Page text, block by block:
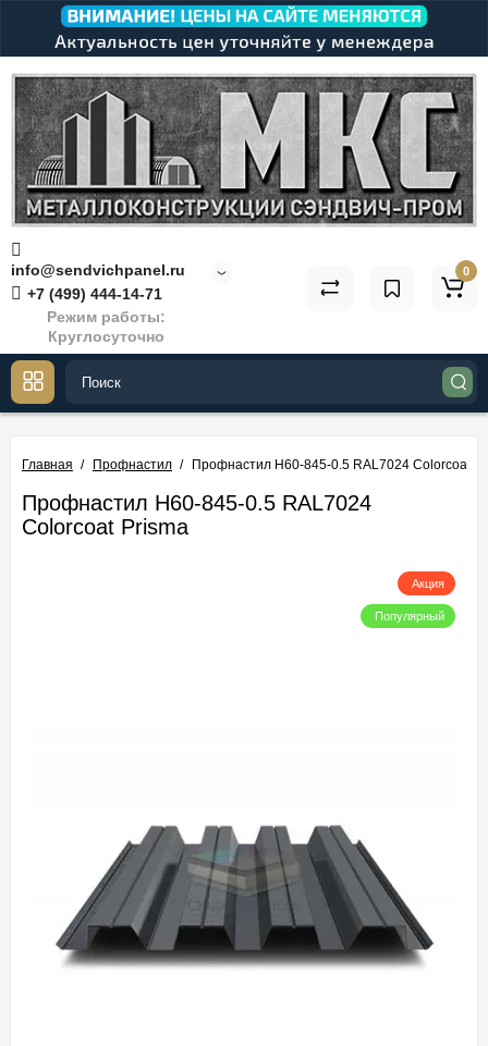
info@sendvichpanel.ru
+7 (499) 444-14-71
Режим работы:
Круглосуточно
0
Главная Профнастил Профнастил Н60-845-0.5 RAL7024 Colorcoat
Профнастил Н60-845-0.5 RAL7024
Colorcoat Prisma
Акция
Популярный